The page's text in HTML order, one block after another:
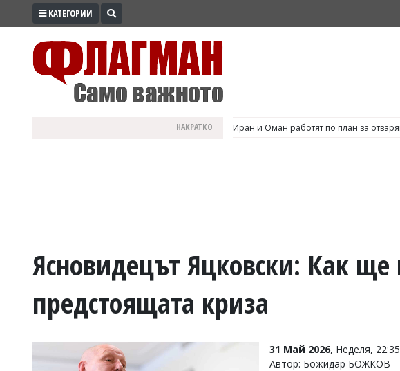
ПРОМО
ВОЙНАТА
УКРАЙНА
КАТЕГОРИИ
НАКРАТКО Иран и Оман работят по план за
Ясновидецът Яцковски: Как ще
предстоящата криза
31 Май 2026, Неделя,
Автор: Божидар БОЖКОВ